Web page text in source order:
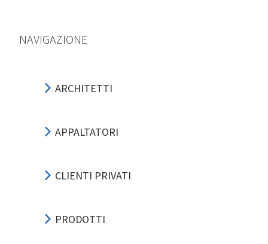
NAVIGAZIONE
ARCHITETTI
APPALTATORI
CLIENTI PRIVATI
PRODOTTI